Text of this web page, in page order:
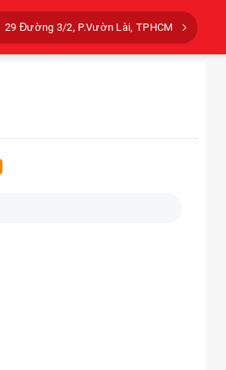
29 Đường 3/2, P.Vườn Lài, TPHCM